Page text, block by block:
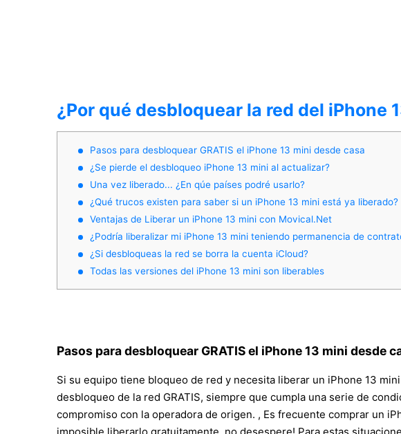
¿Por qué desbloquear la red del iPhone
Pasos para desbloquear GRATIS el iPhone 13 mini desde casa
¿Se pierde el desbloqueo iPhone 13 mini al actualizar?
Una vez liberado... ¿En qúe países podré usarlo?
¿Qué trucos existen para saber si un iPhone 13 mini está ya liberado?
Ventajas de Liberar un iPhone 13 mini con Movical.Net
¿Podría liberalizar mi iPhone 13 mini teniendo permanencia de
¿Si desbloqueas la red se borra la cuenta iCloud?
Todas las versiones del iPhone 13 mini son liberables
Pasos para desbloquear GRATIS el iPhone 13 mini desde
Si su equipo tiene bloqueo de red y necesita liberar un iPhone 13
desbloqueo de la red GRATIS, siempre que cumpla una serie de
compromiso con la operadora de origen. , Es frecuente comprar un